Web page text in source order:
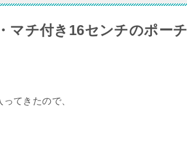
マチ付き16センチのポーチ
てきたので、